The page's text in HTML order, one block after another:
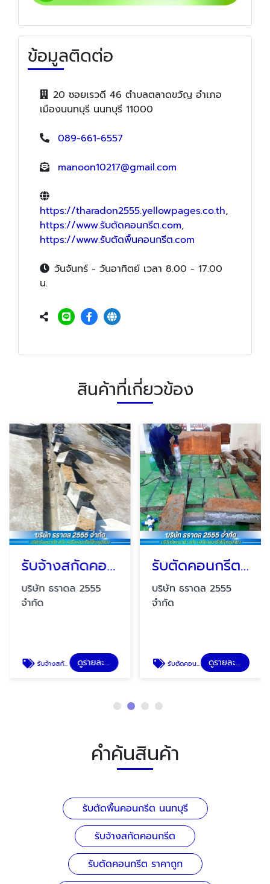
ข้อมูลติดต่อ
20 ซอยเรวดี 46 ตำบลตลาดขวัญ อำเภอ
เมืองนนทบุรี นนทบุรี 11000
089-661-6557
manoon10217@gmail.com
https://tharadon2555.yellowpages.co.th,
https://www.รับตัดคอนกรีต.com,
https://www.รับตัดพื้นคอนกรีต.com
วันจันทร์ - วันอาทิตย์ เวลา 8.00 - 17.00
น.
สินค้าที่เกี่ยวข้อง
รับจ้างสกัดคอนกรีต
บริษัท ธราดล 2555
จำกัด
รับจ้างสกัดคอนกรีต ดูรายละเอียด
รับตัดคอนกรีต ราคาถูก
บริษัท ธราดล 2555
จำกัด
รับตัดคอนกรีต ราคาถูก ดูรายละเอียด
คำค้นสินค้า
รับตัดพื้นคอนกรีต นนทบุรี
รับจ้างสกัดคอนกรีต
รับตัดคอนกรีต ราคาถูก